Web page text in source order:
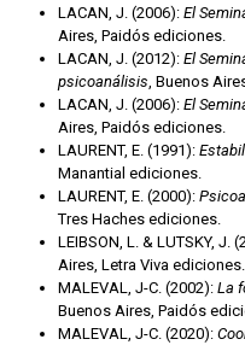
LACAN, J. (2006):El
Aires, Paidós ediciones.
LACAN, J. (2012):El
psicoanálisis , Buenos
LACAN, J. (2006):El
Aires, Paidós ediciones.
LAURENT, E. (1991):
Manantial ediciones.
LAURENT, E. (2000):
Tres Haches ediciones.
LEIBSON, L. & LUTSKY, J.
Aires, Letra Viva ediciones.
MALEVAL, J-C. (2002):La
Buenos Aires, Paidós
MALEVAL, J-C. (2020):